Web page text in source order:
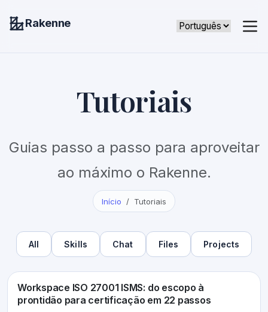
Rakenne
Tutoriais
Guias passo a passo para aproveitar
ao máximo o Rakenne.
Início Tutoriais
All Skills Chat Files Projects
Workspace ISO 27001 ISMS: do escopo à
prontidão para certificação em 22 passos